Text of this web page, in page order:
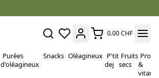
0.00 CHF
Purées
d'oléagineux
Snacks Oléagineux P'tit
dej
Fruits
secs
&